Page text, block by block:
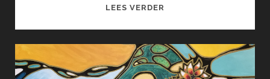
LEES VERDER